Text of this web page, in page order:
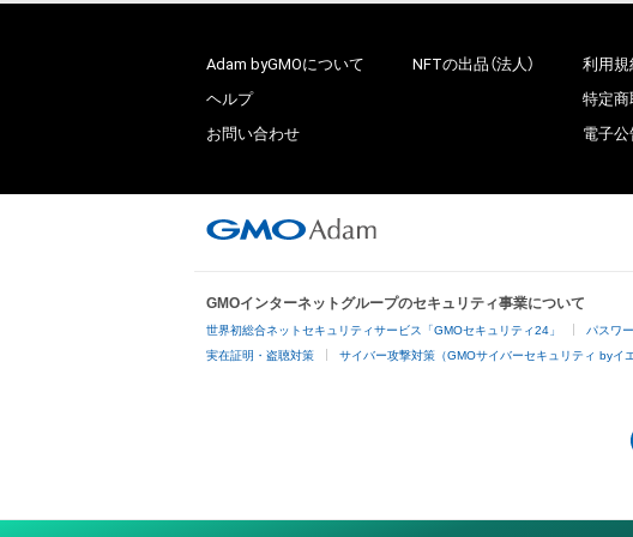
Adam byGMOについて
ヘルプ
お問い合わせ
NFTの出品（法人）
利用規
特定商
電子公
GMOインターネットグループのセキュリティ事業について
世界初総合ネットセキュリティサービス「GMOセキュリティ24」 パスワ
実在証明・盗聴対策 サイバー攻撃対策（GMOサイバーセキュリティ byイエ